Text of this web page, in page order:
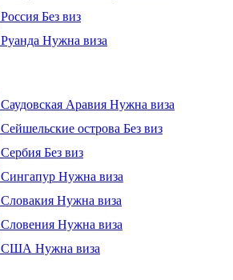
Россия Без виз
Руанда Нужна виза
Саудовская Аравия Нужна виза
Сейшельские острова Без виз
Сербия Без виз
Сингапур Нужна виза
Словакия Нужна виза
Словения Нужна виза
США Нужна виза